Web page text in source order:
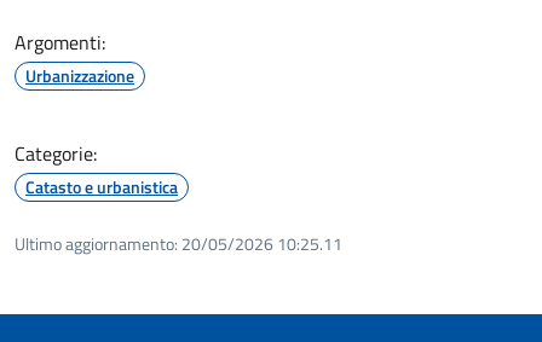
Argomenti:
Urbanizzazione
Categorie:
Catasto e urbanistica
Ultimo aggiornamento: 20/05/2026 10:25.11